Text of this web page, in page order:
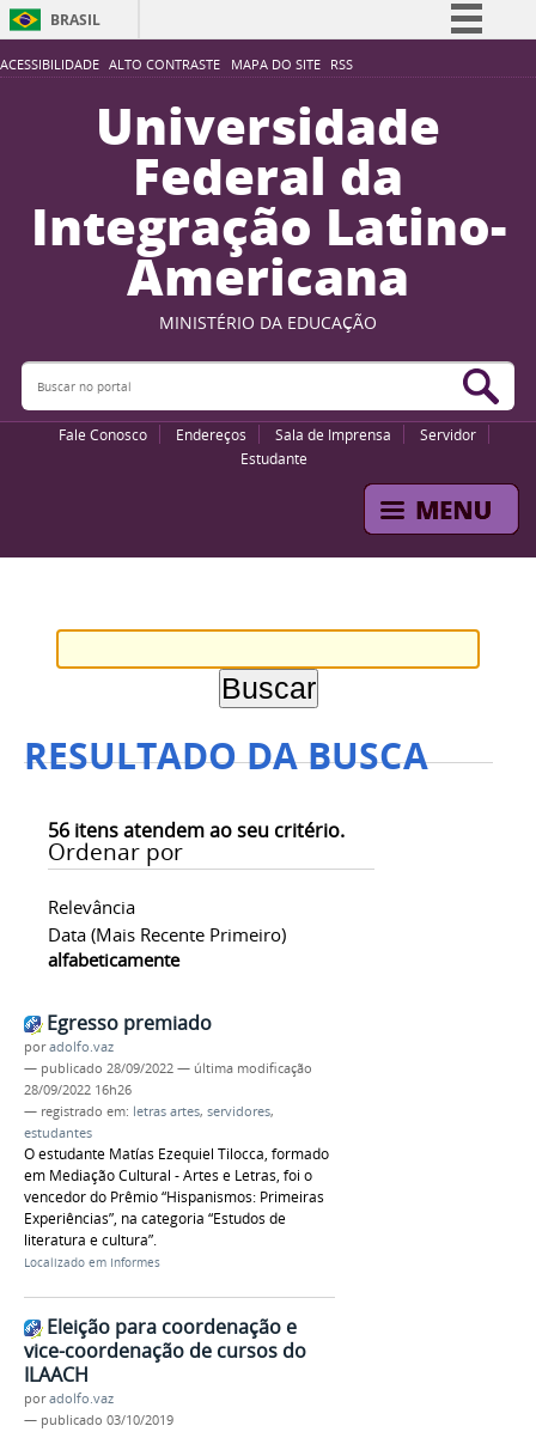
ACESSIBILIDADE ALTO CONTRASTE MAPA DO SITE RSS
BRASIL
Simplifique!
Participe
Acesso à informação
Legislação
Canais
Universidade
Federal da
Integração Latino-
Americana
MINISTÉRIO DA EDUCAÇÃO
Buscar no portal
Fale Conosco Endereços Sala de Imprensa
Servidor
Estudante
RESULTADO DA BUSCA
56 itens atendem ao seu critério.
Ordenar por
Relevância
Data (mais Recente Primeiro)
alfabeticamente
Egresso premiado
poradolfo.vaz
— publicado 28/09/2022 — última modificação
28/09/2022 16h26
— registrado em: letras artes, servidores,
estudantes
O estudante Matías Ezequiel Tilocca, formado
em Mediação Cultural - Artes e Letras, foi o
vencedor do Prêmio “Hispanismos: Primeiras
Experiências”, na categoria “Estudos de
literatura e cultura”.
Localizado em Informes
Eleição para coordenação e
vice-coordenação de cursos do
ILAACH
poradolfo.vaz
— publicado 03/10/2019